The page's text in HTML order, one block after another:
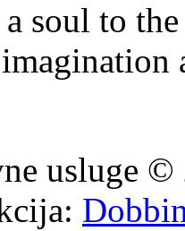
soul to
usluge